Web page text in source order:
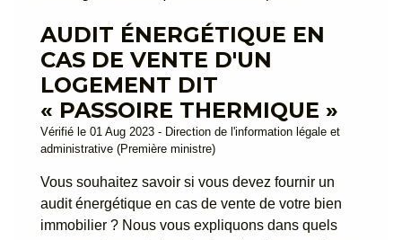
AUDIT ÉNERGÉTIQUE EN
CAS DE VENTE D'UN
LOGEMENT DIT
« PASSOIRE THERMIQUE »
Vérifié le 01 Aug 2023 - Direction de l'information légale et
administrative (Première ministre)
Vous souhaitez savoir si vous devez fournir un
audit énergétique en cas de vente de votre bien
immobilier ? Nous vous expliquons dans quels